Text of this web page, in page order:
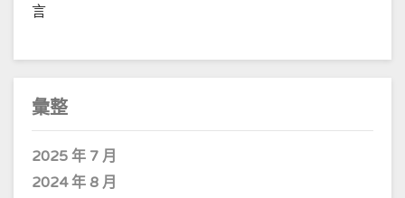
言
彙整
2025 年 7 月
2024 年 8 月